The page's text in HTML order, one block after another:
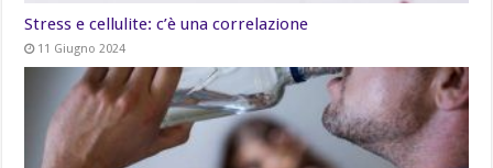
Stress e cellulite: c’è una correlazione
11 Giugno 2024